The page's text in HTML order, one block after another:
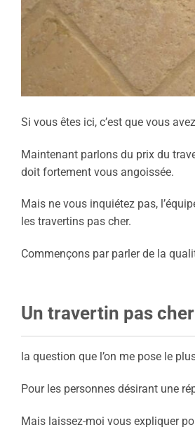
Si vous êtes ici, c’est que vous
Maintenant parlons du prix du
doit fortement vous angoissée.
Mais ne vous inquiétez pas,
les travertins pas cher.
Commençons par parler de la
Un travertin pas
la question que l’on me pose le
Pour les personnes désirant une
Mais laissez-moi vous expliquer